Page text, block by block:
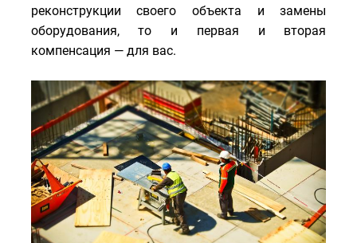
реконструкции своего объекта и замены
оборудования, то и первая и вторая
компенсация — для вас.